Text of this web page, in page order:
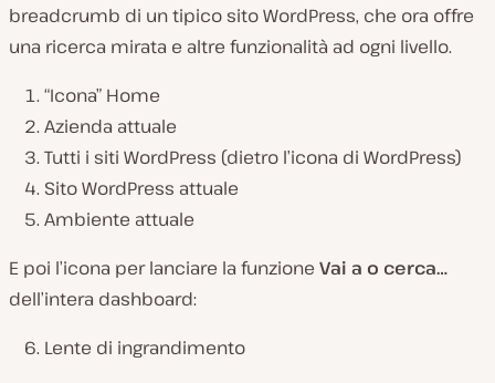
breadcrumb di un tipico sito WordPress, che ora offre
una ricerca mirata e altre funzionalità ad ogni livello.
“Icona” Home
Azienda attuale
Tutti i siti WordPress (dietro l’icona di WordPress)
Sito WordPress attuale
Ambiente attuale
E poi l’icona per lanciare la funzione Vai a o cerca…
dell’intera dashboard:
Lente di ingrandimento